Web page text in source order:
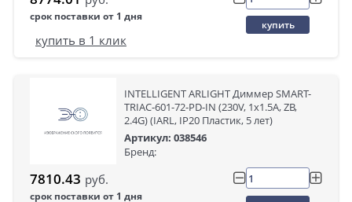
срок поставки от 1 дня
купить
купить в 1 клик
INTELLIGENT ARLIGHT Диммер SMART-
TRIAC-601-72-PD-IN (230V, 1x1.5A, ZB,
2.4G) (IARL, IP20 Пластик, 5 лет)
Артикул: 038546
Бренд:
7810.43 руб.
срок поставки от 1 дня